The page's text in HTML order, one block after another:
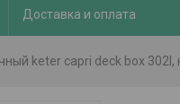
Доставка и оплата
keter capri deck box 302l,